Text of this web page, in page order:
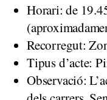
Horari: de
Recorregut:
Tipus d’acte:
Observació: